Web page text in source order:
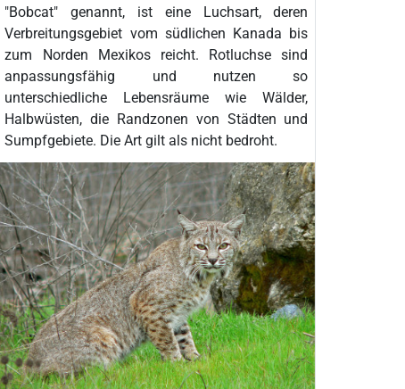
"Bobcat" genannt, ist eine Luchsart, deren
Verbreitungsgebiet vom südlichen Kanada bis
zum Norden Mexikos reicht. Rotluchse sind
anpassungsfähig und nutzen so
unterschiedliche Lebensräume wie Wälder,
Halbwüsten, die Randzonen von Städten und
Sumpfgebiete. Die Art gilt als nicht bedroht.